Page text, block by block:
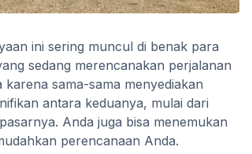
ini sering muncul di benak para
sedang merencanakan perjalanan
sama-sama menyediakan
antara keduanya, mulai dari
Anda juga bisa menemukan
perencanaan Anda.